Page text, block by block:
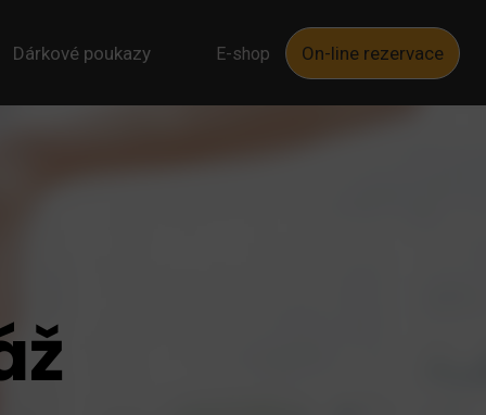
Dárkové poukazy E-shop On-line rezervace